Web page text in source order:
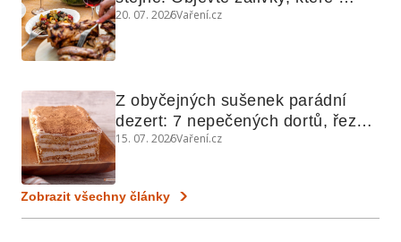
využijete i na maso, nudle nebo
20. 07. 2026Vaření.cz
Z obyčejných sušenek parádní
dezert: 7 nepečených dortů, řezů
a koláčů
15. 07. 2026Vaření.cz
Zobrazit všechny články